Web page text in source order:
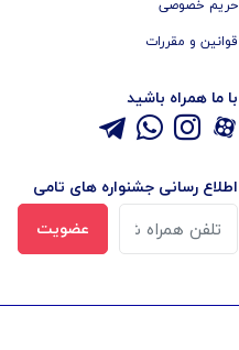
حریم خصوصی
قوانین و مقررات
با ما همراه باشید
اطلاع رسانی جشنواره های تامی
عضویت